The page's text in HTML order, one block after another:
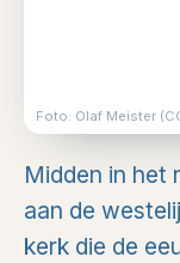
Foto: Olaf Meister
Midden in het
aan de
kerk die de